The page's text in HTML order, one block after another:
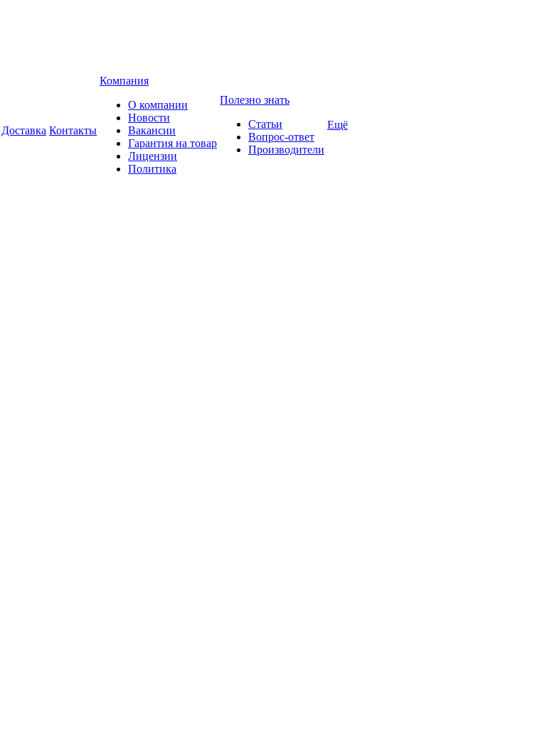
Доставка Контакты
Компания
О компании
Новости
Вакансии
Гарантия на товар
Лицензии
Политика
Полезно знать
Статьи
Вопрос-ответ
Производители
Ещё